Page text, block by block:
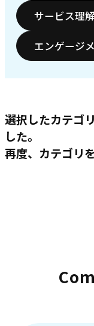
サービス理解
エンゲージ
選択したカテゴ
した。
再度、カテゴリ